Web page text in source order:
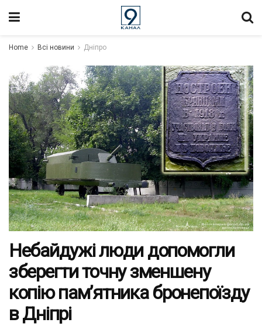
Home Всі новини Дніпро
Небайдужі люди допомогли
зберегти точну зменшену
копію пам’ятника бронепоїзду
в Дніпрі